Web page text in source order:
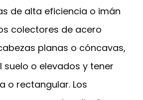
de alta eficiencia o imán
colectores de acero
planas o cóncavas,
suelo o elevados y tener
o rectangular. Los